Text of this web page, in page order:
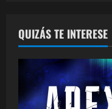
QUIZÁS TE INTERESE